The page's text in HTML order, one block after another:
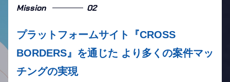
Mission 02
プラットフォームサイト『CROSS
BORDERS』を通じた より多くの案件マッ
チングの実現